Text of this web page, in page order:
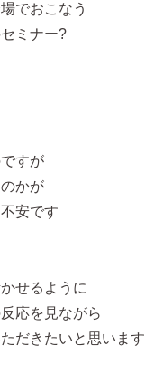
でおこなう
ミナー?
すが
かが
安です
せるように
応を見ながら
だきたいと思います